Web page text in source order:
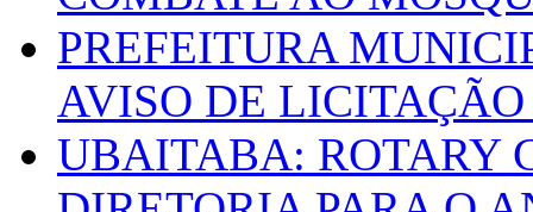
PREFEITURA
AVISO DE LICITAÇÃO
UBAITABA: ROTARY